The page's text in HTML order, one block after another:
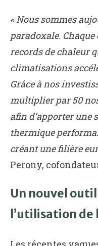
« Nous sommes
paradoxale. Chaque
records de chaleur
climatisations
Grâce à nos
multiplier par 50
afin d’apporter une
thermique
créant une filière
Perony,
Un nouvel
l’utilisation